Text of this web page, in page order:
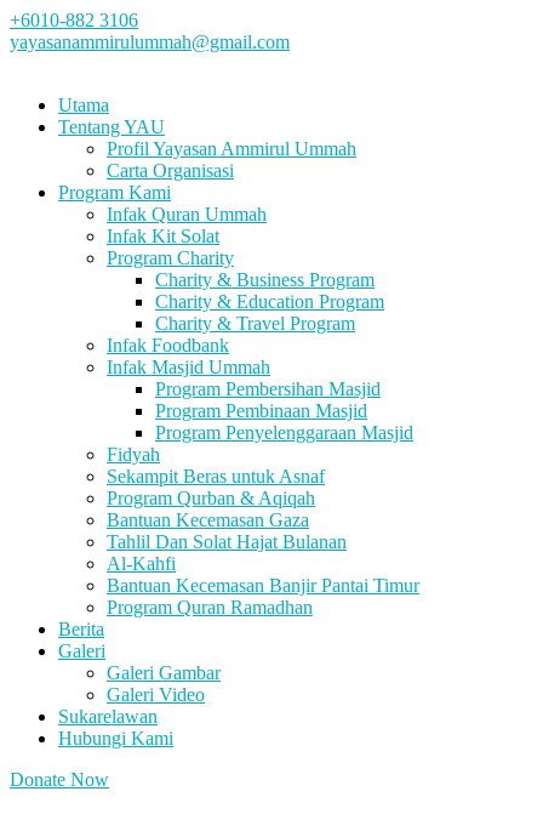
+6010-882 3106
yayasanammirulummah@gmail.com
Utama
Tentang YAU
Profil Yayasan Ammirul Ummah
Carta Organisasi
Program Kami
Infak Quran Ummah
Infak Kit Solat
Program Charity
Charity & Business Program
Charity & Education Program
Charity & Travel Program
Infak Foodbank
Infak Masjid Ummah
Program Pembersihan Masjid
Program Pembinaan Masjid
Program Penyelenggaraan Masjid
Fidyah
Sekampit Beras untuk Asnaf
Program Qurban & Aqiqah
Bantuan Kecemasan Gaza
Tahlil Dan Solat Hajat Bulanan
Al-Kahfi
Bantuan Kecemasan Banjir Pantai Timur
Program Quran Ramadhan
Berita
Galeri
Galeri Gambar
Galeri Video
Sukarelawan
Hubungi Kami
Donate Now